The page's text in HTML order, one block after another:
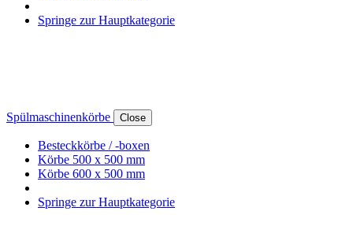
Springe zur Hauptkategorie
Spülmaschinenkörbe Close
Besteckkörbe / -boxen
Körbe 500 x 500 mm
Körbe 600 x 500 mm
Springe zur Hauptkategorie